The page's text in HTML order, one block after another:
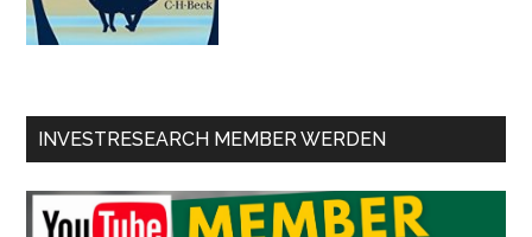
INVESTRESEARCH MEMBER WERDEN